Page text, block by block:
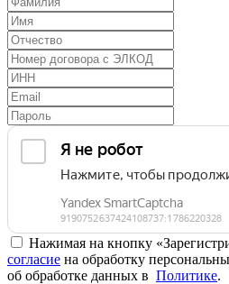
Нажимая на кнопку
согласие на обработку
об обработке данных в Политике.